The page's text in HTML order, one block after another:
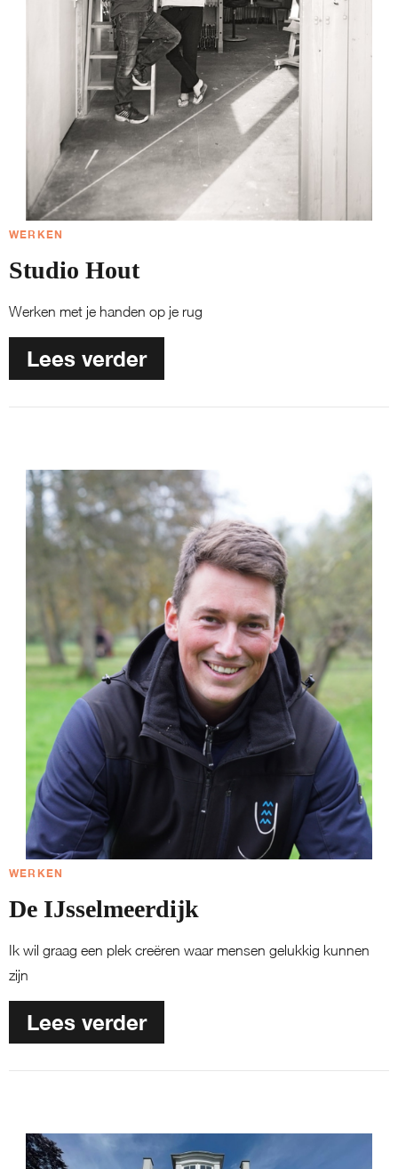
WERKEN
Studio Hout
Werken met je handen op je rug
Lees verder
WERKEN
De IJsselmeerdijk
Ik wil graag een plek creëren waar mensen gelukkig kunnen
zijn
Lees verder